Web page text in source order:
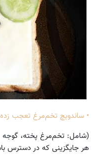
• ساندویچ تخم‌مرغ تعجب زده
(شامل: تخم‌مرغ پخته، گوجه
هر جایگزینی که در دسترس